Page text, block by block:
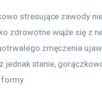
stresujące zawody
zdrowotne wiąże się z
zmęczenia
jednak stanie,